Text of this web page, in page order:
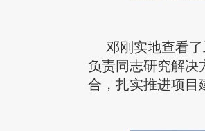
邓刚实地查看
负责同志研究解决
合，扎实推进项目